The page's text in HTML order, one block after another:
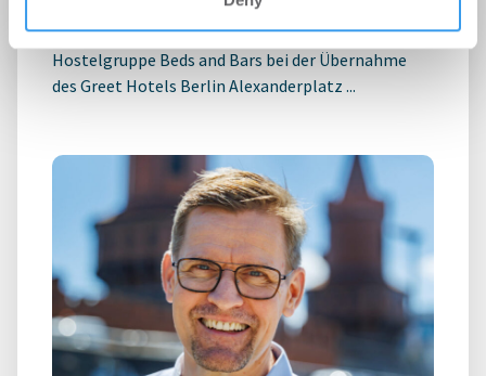
Möhrle Happ Luther hat die europaweit tätige
Hostelgruppe Beds and Bars bei der Übernahme
des Greet Hotels Berlin Alexanderplatz ...